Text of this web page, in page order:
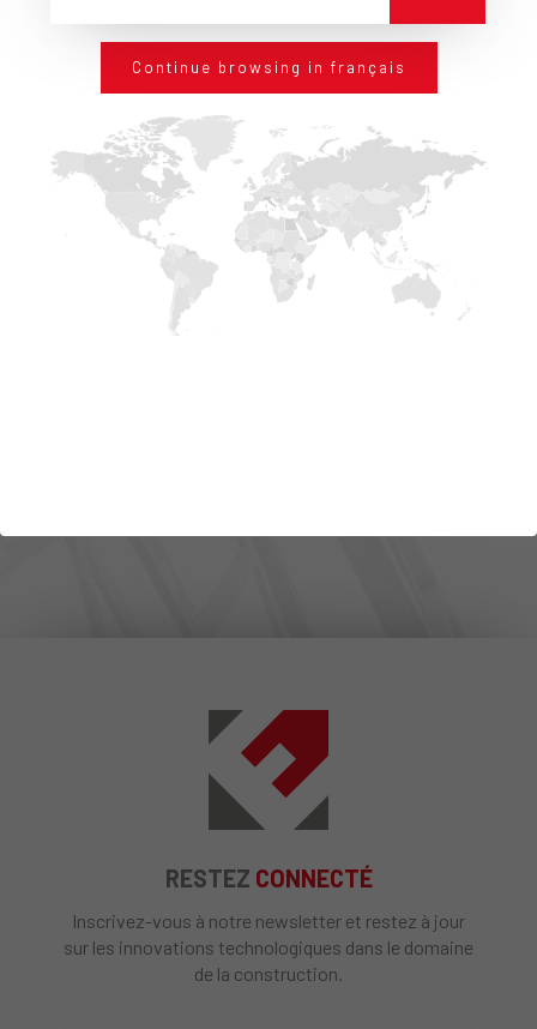
POLITERM WALL BLOW®
RESTEZ CONNECTÉ
Inscrivez-vous à notre newsletter et restez à jour
sur les innovations technologiques dans le domaine
de la construction.
Continue browsing in français